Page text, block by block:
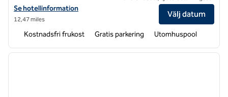
Visa hotelldetaljer för Hampton Inn & Suites Raleigh Midtown
Se hotellinformation
12,47 miles
Välj datum
Kostnadsfri frukost Gratis parkering Utomhuspool
1 av 12
nästa